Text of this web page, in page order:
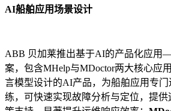
AI船舶应用场景设计
ABB 贝加莱推出基于AI的产品化应
案，包含MHelp与MDoctor两大核心应用
言模型设计的AI产品，为船舶应用专门
练，可快速实现故障分析与定位，提